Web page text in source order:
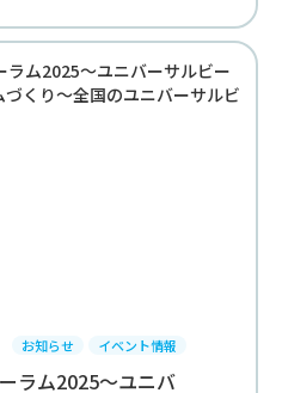
お知らせ イベント情報
ラム2025～ユニバ